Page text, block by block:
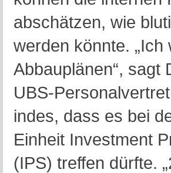
abschätzen, wie
werden könnte.
Abbauplänen“, sagt
UBS-
indes, dass es bei
Einheit Investment
(IPS) treffen dürfte.